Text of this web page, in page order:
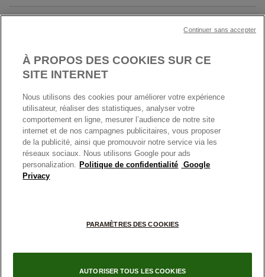
Garantie
Nous contacter
*Conditions des offres en cours
Nettoyage & Entretien
Conditions générales de My Pandora
Politique de confidentialité
Protection des données
Conditions générales de vente
Conditions générales de vente Click & Collect
Plateforme ODR
FRANCE France
© TOUS DROITS RESERVES. 2026 Pandora
À PROPOS DES COOKIES SUR CE
SITE INTERNET
Nous utilisons des cookies pour améliorer votre expérience
utilisateur, réaliser des statistiques, analyser votre
comportement en ligne, mesurer l’audience de notre site
internet et de nos campagnes publicitaires, vous proposer
de la publicité, ainsi que promouvoir notre service via les
réseaux sociaux. Nous utilisons Google pour ads
personalization. Politique de confidentialité Google
Privacy
PARAMÈTRES DES COOKIES
AUTORISER TOUS LES COOKIES
Continuer sans accepter